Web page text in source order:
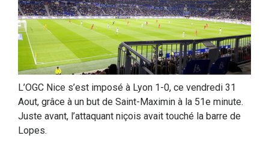
L’OGC Nice s’est imposé à Lyon 1-0, ce vendredi 31
Aout, grâce à un but de Saint-Maximin à la 51e minute.
Juste avant, l’attaquant niçois avait touché la barre de
Lopes.